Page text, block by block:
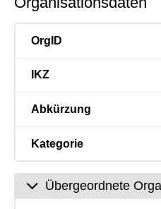
OrgID
IKZ
Abkürzung
Kategorie
Übergeordnete